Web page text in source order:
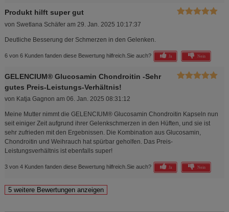
Produkt hilft super gut
von Swetlana Schäferam 29. Jan. 2025 10:17:37
Deutliche Besserung der Schmerzen in den Gelenken.
6 von 6 Kunden fanden diese Bewertung hilfreich. Sie auch? Ja Nein
GELENCIUM® Glucosamin Chondroitin -Sehr
gutes Preis-Leistungs-Verhältnis!
von Katja Gagnon am 06. Jan. 2025 08:31:12
Meine Mutter nimmt die GELENCIUM® Glucosamin Chondroitin Kapseln nun
seit einiger Zeit aufgrund ihrer Gelenkschmerzen in den Hüften, und sie ist
sehr zufrieden mit den Ergebnissen. Die Kombination aus Glucosamin,
Chondroitin und Weihrauch hat spürbar geholfen. Das Preis-
Leistungsverhältnis ist ebenfalls super!
3 von 4 Kunden fanden diese Bewertung hilfreich.Sie auch? Ja Nein